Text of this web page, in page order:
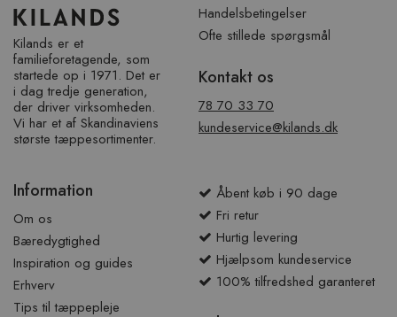
Kilands er et
familieforetagende, som
startede op i 1971. Det er
i dag tredje generation,
der driver virksomheden.
Vi har et af ​​Skandinaviens
største tæppesortimenter.
Handelsbetingelser
Ofte stillede spørgsmål
Kontakt os
78 70 33 70
kundeservice@kilands.dk
Information
Om os
Bæredygtighed
Inspiration og guides
Erhverv
Tips til tæppepleje
Åbent køb i 90 dage
Fri retur
Hurtig levering
Hjælpsom kundeservice
100% tilfredshed garanteret